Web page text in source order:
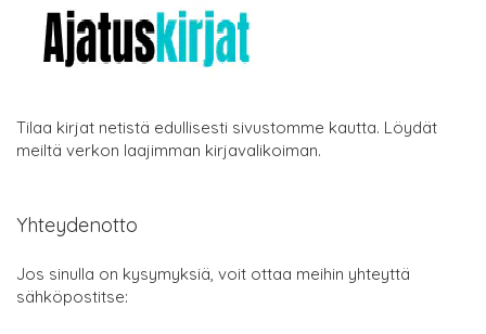
Tilaa kirjat netistä edullisesti sivustomme kautta. Löydät
meiltä verkon laajimman kirjavalikoiman.
Yhteydenotto
Jos sinulla on kysymyksiä, voit ottaa meihin yhteyttä
sähköpostitse: